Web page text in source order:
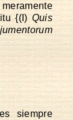
{(I) Quis
siempre